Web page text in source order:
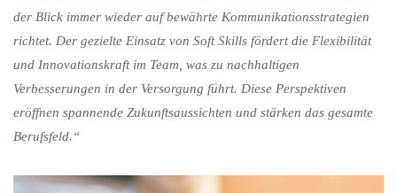
der Blick immer wieder auf bewährte Kommunikationsstrategien
richtet. Der gezielte Einsatz von Soft Skills fördert die Flexibilität
und Innovationskraft im Team, was zu nachhaltigen
Verbesserungen in der Versorgung führt. Diese Perspektiven
eröffnen spannende Zukunftsaussichten und stärken das gesamte
Berufsfeld.“